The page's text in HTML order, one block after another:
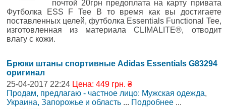
почтой 20грн предоплата на карту привата
Футболка ESS F Tee В то время как вы достигаете
поставленных целей, футболка Essentials Functional Tee,
изготовленная из материала CLIMALITE®, отводит
влагу с кожи.
Брюки штаны спортивные Adidas Essentials G83294
оригинал
25-04-2017 22:24 Цена: 449 грн. ₴
Продам, предлагаю - частное лицо: Мужская одежда,
Украина, Запорожье и область ... Подробнее ...